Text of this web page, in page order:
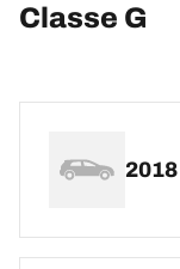
Classe G
2018